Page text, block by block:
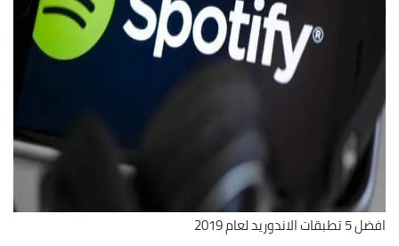
افضل 5 تطبقات الاندوريد لعام 2019